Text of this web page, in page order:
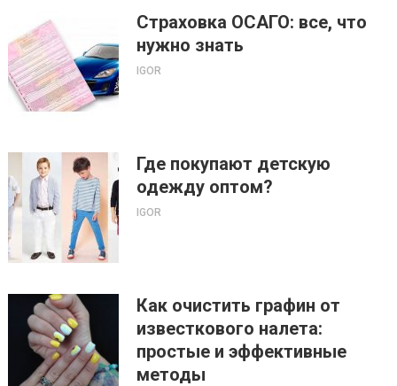
Страховка ОСАГО: все, что
нужно знать
IGOR
Где покупают детскую
одежду оптом?
IGOR
Как очистить графин от
известкового налета:
простые и эффективные
методы